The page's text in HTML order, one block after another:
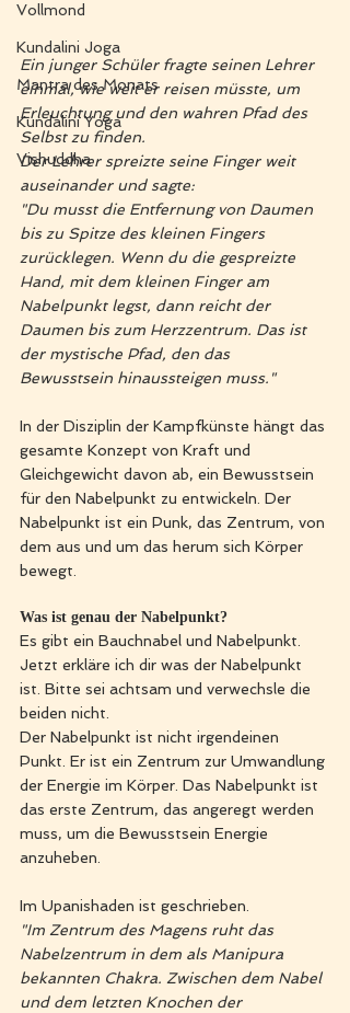
Vollmond
Kundalini Joga
Mantra des Monats
Kundalini Yoga
Vishuddha
Ein junger Schüler fragte seinen Lehrer
einmal, wie weit er reisen müsste, um
Erleuchtung und den wahren Pfad des
Selbst zu finden.
Der Lehrer spreizte seine Finger weit
auseinander und sagte:
"Du musst die Entfernung von Daumen
bis zu Spitze des kleinen Fingers
zurücklegen. Wenn du die gespreizte
Hand, mit dem kleinen Finger am
Nabelpunkt legst, dann reicht der
Daumen bis zum Herzzentrum. Das ist
der mystische Pfad, den das
Bewusstsein hinaussteigen muss."
In der Disziplin der Kampfkünste hängt das
gesamte Konzept von Kraft und
Gleichgewicht davon ab, ein Bewusstsein
für den Nabelpunkt zu entwickeln. Der
Nabelpunkt ist ein Punk, das Zentrum, von
dem aus und um das herum sich Körper
bewegt.
Was ist genau der Nabelpunkt?
Es gibt ein Bauchnabel und Nabelpunkt.
Jetzt erkläre ich dir was der Nabelpunkt
ist. Bitte sei achtsam und verwechsle die
beiden nicht.
Der Nabelpunkt ist nicht irgendeinen
Punkt. Er ist ein Zentrum zur Umwandlung
der Energie im Körper. Das Nabelpunkt ist
das erste Zentrum, das angeregt werden
muss, um die Bewusstsein Energie
anzuheben.
Im Upanishaden ist geschrieben.
"Im Zentrum des Magens ruht das
Nabelzentrum in dem als Manipura
bekannten Chakra. Zwischen dem Nabel
und dem letzten Knochen der